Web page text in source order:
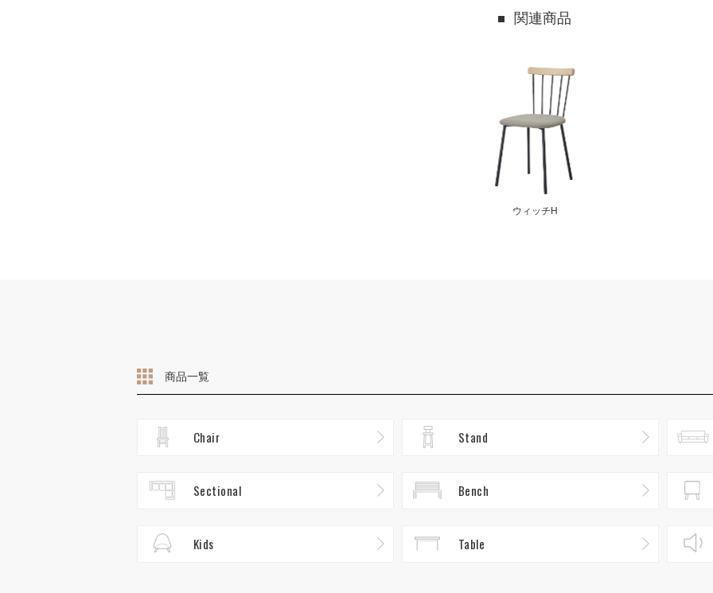
関連商品
ウィッチH
商品一覧
Chair Stand
Sectional Bench
Kids Table